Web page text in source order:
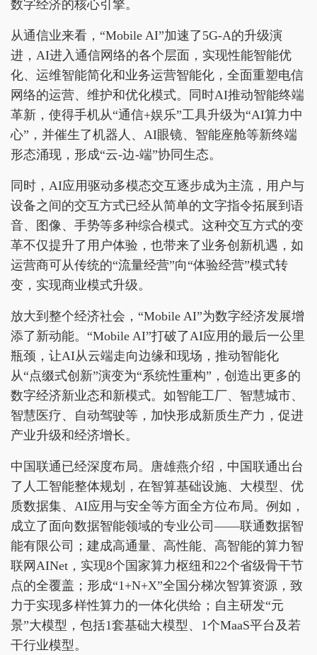
数字经济的核心引擎。
从通信业来看，“Mobile AI”加速了5G-A的升级演
进，AI进入通信网络的各个层面，实现性能智能优
化、运维智能简化和业务运营智能化，全面重塑电信
网络的运营、维护和优化模式。同时AI推动智能终端
革新，使得手机从“通信+娱乐”工具升级为“AI算力中
心”，并催生了机器人、AI眼镜、智能座舱等新终端
形态涌现，形成“云-边-端”协同生态。
同时，AI应用驱动多模态交互逐步成为主流，用户与
设备之间的交互方式已经从简单的文字指令拓展到语
音、图像、手势等多种综合模式。这种交互方式的变
革不仅提升了用户体验，也带来了业务创新机遇，如
运营商可从传统的“流量经营”向“体验经营”模式转
变，实现商业模式升级。
放大到整个经济社会，“Mobile AI”为数字经济发展增
添了新动能。“Mobile AI”打破了AI应用的最后一公里
瓶颈，让AI从云端走向边缘和现场，推动智能化
从“点缀式创新”演变为“系统性重构”，创造出更多的
数字经济新业态和新模式。如智能工厂、智慧城市、
智慧医疗、自动驾驶等，加快形成新质生产力，促进
产业升级和经济增长。
中国联通已经深度布局。唐雄燕介绍，中国联通出台
了人工智能整体规划，在智算基础设施、大模型、优
质数据集、AI应用与安全等方面全方位布局。例如，
成立了面向数据智能领域的专业公司——联通数据智
能有限公司；建成高通量、高性能、高智能的算力智
联网AINet，实现8个国家算力枢纽和22个省级骨干节
点的全覆盖；形成“1+N+X”全国分梯次智算资源，致
力于实现多样性算力的一体化供给；自主研发“元
景”大模型，包括1套基础大模型、1个MaaS平台及若
干行业模型。